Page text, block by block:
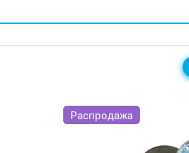
Распродажа